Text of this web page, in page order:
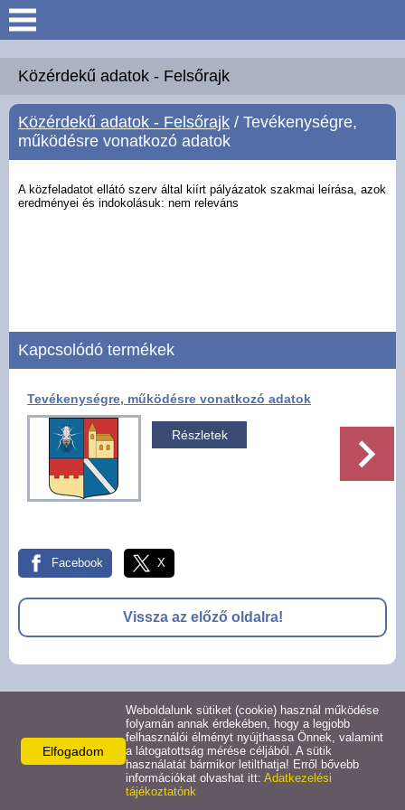
Keresés
Köszöntő
Hírek
Felsőrajk
Pályázatok
Választási információk -
Felsőrajk
Választási információk -
Alsórajk
Közérdekű adatok -
Alsórajk
Közérdekű adatok - Felsőrajk
Közérdekű adatok - Felsőrajk / Tevékenységre,
működésre vonatkozó adatok
A közfeladatot ellátó szerv által kiírt pályázatok szakmai leírása, azok
eredményei és indokolásuk: nem releváns
Kapcsolódó termékek
Tevékenységre, működésre vonatkozó adatok
Részletek
Facebook X
Vissza az előző oldalra!
Adatkezelési tájékoztató
Oldal információk Impresszum
Elfogadom
Weboldalunk sütiket (cookie) használ működése
folyamán annak érdekében, hogy a legjobb
felhasználói élményt nyújthassa Önnek, valamint
a látogatottság mérése céljából. A sütik
használatát bármikor letilthatja! Erről bővebb
információkat olvashat itt: Adatkezelési
tájékoztatónk